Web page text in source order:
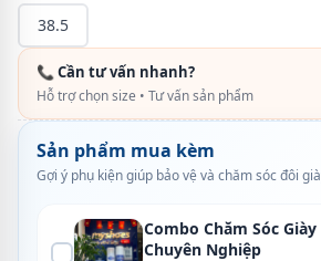
38.5
📞 Cần tư vấn nhanh?
Hỗ trợ chọn size • Tư vấn sản phẩm
Sản phẩm mua kèm
Gợi ý phụ kiện giúp bảo vệ và chăm sóc đôi
Combo Chăm Sóc
Chuyên Nghiệp